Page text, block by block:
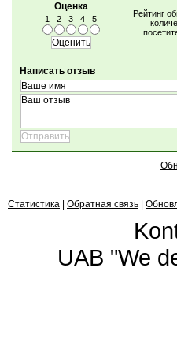
Оценка
1 2 3 4 5
Рейтинг
Написать отзыв
Статистика Обратная связь
UAB "We